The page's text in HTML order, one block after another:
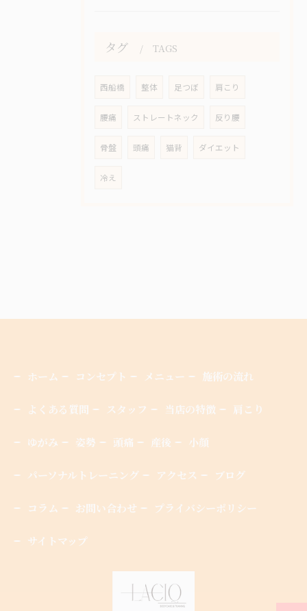
タグ TAGS
西船橋 整体 足つぼ 肩こり
腰痛 ストレートネック 反り腰
骨盤 頭痛 猫背 ダイエット
冷え
ホーム コンセプト メニュー 施術の流れ
よくある質問 スタッフ 当店の特徴 肩こり
ゆがみ 姿勢 頭痛 産後 小顔
パーソナルトレーニング アクセス ブログ
コラム お問い合わせ プライバシーポリシー
サイトマップ